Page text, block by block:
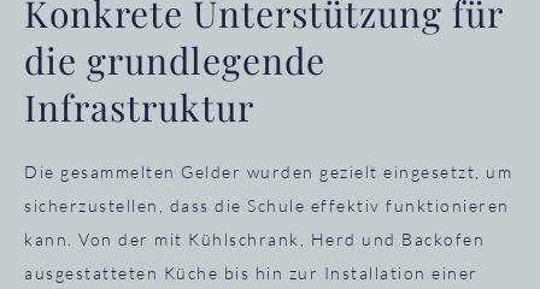
Konkrete Unterstützung für
die grundlegende
Infrastruktur
Die gesammelten Gelder wurden gezielt eingesetzt, um
sicherzustellen, dass die Schule effektiv funktionieren
kann. Von der mit Kühlschrank, Herd und Backofen
ausgestatteten Küche bis hin zur Installation einer